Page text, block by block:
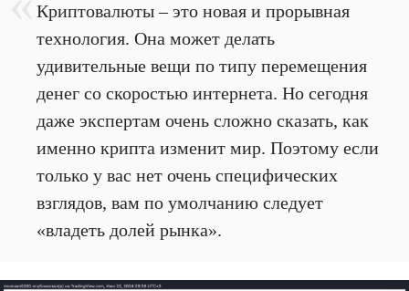
Криптовалюты – это новая и прорывная
технология. Она может делать
удивительные вещи по типу перемещения
денег со скоростью интернета. Но сегодня
даже экспертам очень сложно сказать, как
именно крипта изменит мир. Поэтому если
только у вас нет очень специфических
взглядов, вам по умолчанию следует
«владеть долей рынка».